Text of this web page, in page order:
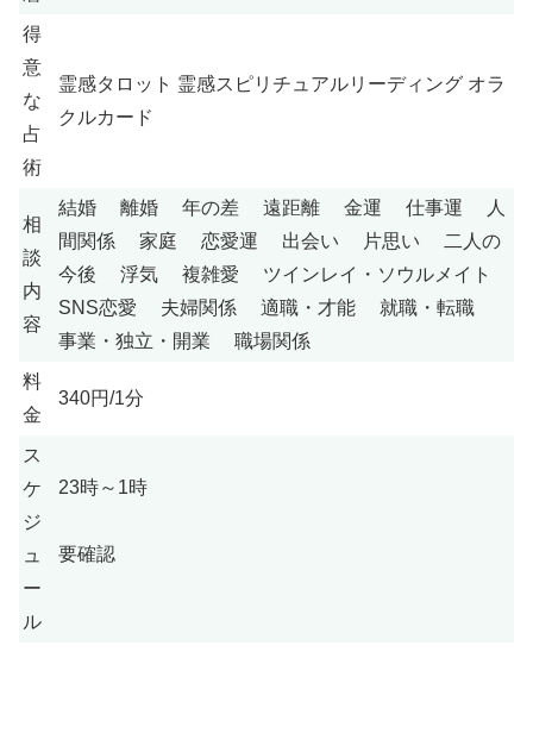
得
意
な
占
術
霊感タロット 霊感スピリチュアルリーディング オラ
クルカード
相
談
内
容
結婚 離婚 年の差 遠距離 金運 仕事運 人
間関係 家庭 恋愛運 出会い 片思い 二人の
今後 浮気 複雑愛 ツインレイ・ソウルメイト
SNS恋愛 夫婦関係 適職・才能 就職・転職
事業・独立・開業 職場関係
料
金
340円/1分
ス
ケ
ジ
ュ
ー
ル
23時～1時
要確認